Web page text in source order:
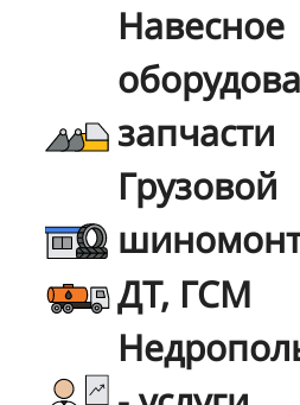
Навесное
запчасти
Грузовой
ДТ, ГСМ